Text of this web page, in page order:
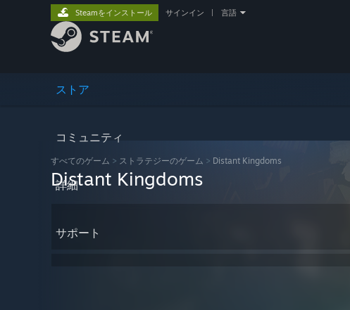
ストア
コミュニティ
詳細
サポート
Steamをインストール サインイン 言語
すべてのゲーム > ストラテジーのゲーム > Distant Kingdoms
Distant Kingdoms